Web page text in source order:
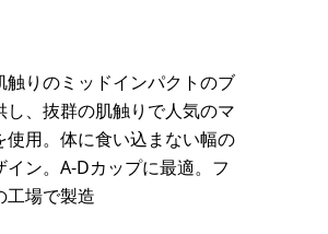
りのミッドインパクトのブ
、抜群の肌触りで人気のマ
用。体に食い込まない幅の
ン。A-Dカップに最適。フ
工場で製造